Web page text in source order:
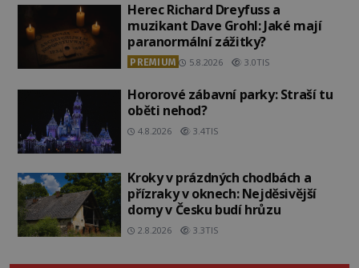
Herec Richard Dreyfuss a
muzikant Dave Grohl: Jaké mají
paranormální zážitky?
PREMIUM 5.8.2026 3.0TIS
Hororové zábavní parky: Straší tu
oběti nehod?
4.8.2026 3.4TIS
Kroky v prázdných chodbách a
přízraky v oknech: Nejděsivější
domy v Česku budí hrůzu
2.8.2026 3.3TIS